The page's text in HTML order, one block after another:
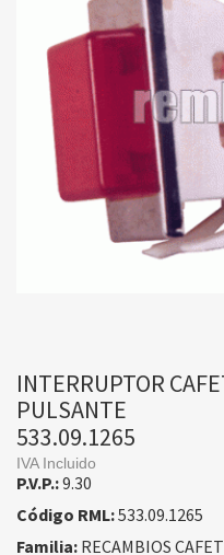
INTERRUPTOR
PULSANTE
533.09.1265
IVA Incluido
P.V.P.:9.30
Código RML:533.09.1265
Familia: RECAMBIOS